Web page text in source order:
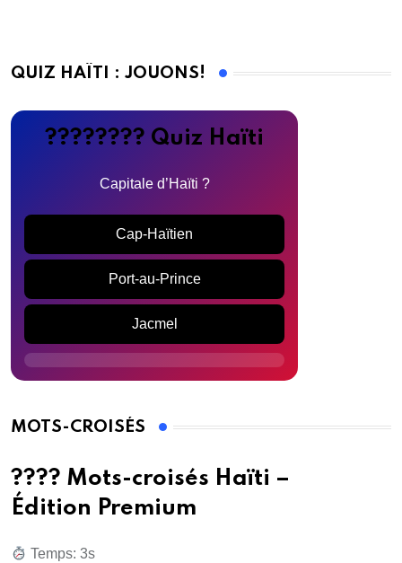
QUIZ HAÏTI : JOUONS!
???????? Quiz Haïti
Capitale d’Haïti ?
Cap-Haïtien
Port-au-Prince
Jacmel
MOTS-CROISÉS
???? Mots-croisés Haïti –
Édition Premium
Temps: 1s